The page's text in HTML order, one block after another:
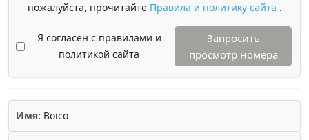
пожалуйста, прочитайте Правила и политику сайта .
Я согласен с правилами и
политикой сайта
Запросить
просмотр номера
Имя: Boico